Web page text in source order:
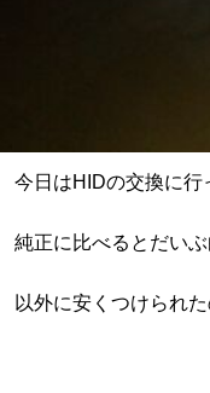
今日はHIDの交換に行
純正に比べるとだい
以外に安くつけられ